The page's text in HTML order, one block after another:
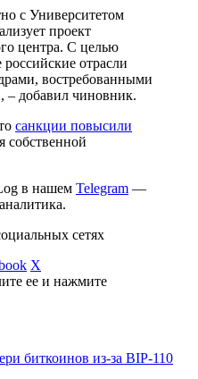
с Университетом
проект
центра. С целью
отрасли
востребованными
– добавил чиновник.
санкции повысили
собственной
в нашем Telegram —
сетях
X
ее и нажмите
биткоинов из-за BIP-110